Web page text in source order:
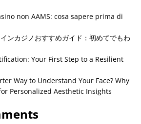
non AAMS: cosa sapere prima di
ンカジノおすすめガイド：初めてでもわ
Your First Step to a Resilient
Way to Understand Your Face? Why
Personalized Aesthetic Insights